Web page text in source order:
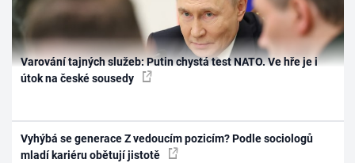
Varování tajných služeb: Putin chystá test NATO. Ve hře je i
útok na české sousedy
Vyhýbá se generace Z vedoucím pozicím? Podle sociologů
mladí kariéru obětují jistotě